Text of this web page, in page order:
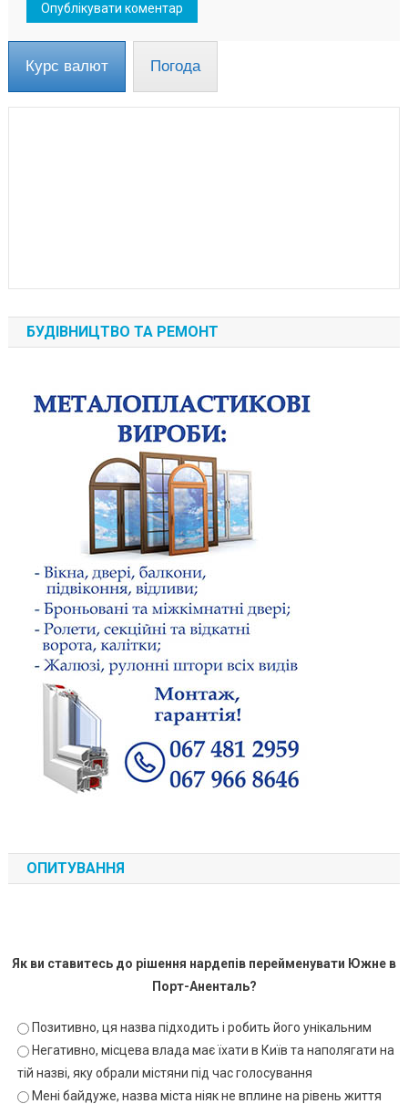
Курс валют Погода
БУДІВНИЦТВО ТА РЕМОНТ
ОПИТУВАННЯ
Як ви ставитесь до рішення нардепів перейменувати Южне в
Порт-Аненталь?
Позитивно, ця назва підходить і робить його унікальним
Негативно, місцева влада має їхати в Київ та наполягати на
тій назві, яку обрали містяни під час голосування
Мені байдуже, назва міста ніяк не вплине на рівень життя